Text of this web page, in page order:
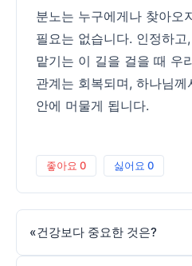
분노는 누구에게나 찾아오
필요는 없습니다. 인정하
맡기는 이 길을 걸을 때 우
관계는 회복되며, 하나님
안에 머물게 됩니다.
좋아요 0 싫어요 0
«건강보다 중요한 것은?